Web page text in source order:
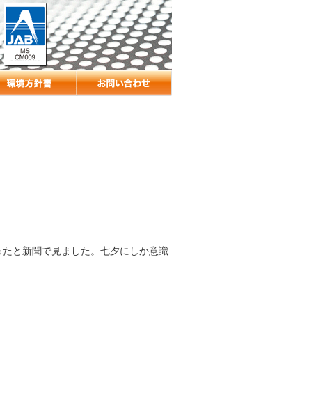
と新聞で見ました。七夕にしか意識